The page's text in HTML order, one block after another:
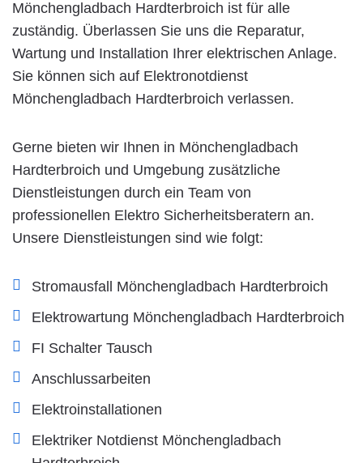
Mönchengladbach Hardterbroich ist für alle
zuständig. Überlassen Sie uns die Reparatur,
Wartung und Installation Ihrer elektrischen Anlage.
Sie können sich auf Elektronotdienst
Mönchengladbach Hardterbroich verlassen.
Gerne bieten wir Ihnen in Mönchengladbach
Hardterbroich und Umgebung zusätzliche
Dienstleistungen durch ein Team von
professionellen Elektro Sicherheitsberatern an.
Unsere Dienstleistungen sind wie folgt:
Stromausfall Mönchengladbach Hardterbroich
Elektrowartung Mönchengladbach Hardterbroich
FI Schalter Tausch
Anschlussarbeiten
Elektroinstallationen
Elektriker Notdienst Mönchengladbach